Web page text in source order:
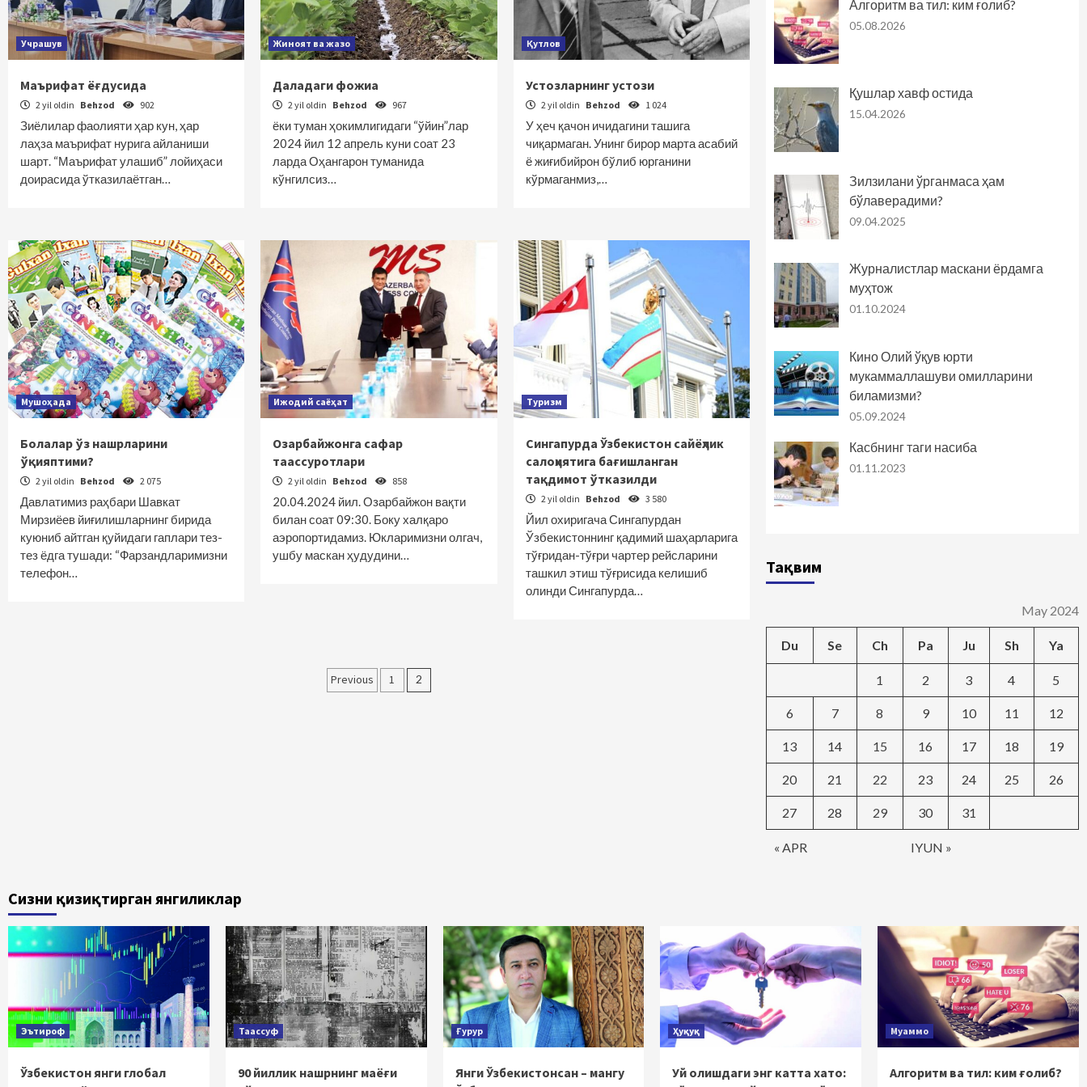
Учрашув
Маърифат ёғдусида
2 yil oldin Behzod 902
Зиёлилар фаолияти ҳар кун, ҳар
лаҳза маърифат нурига айланиши
шарт. “Маърифат улашиб” лойиҳаси
доирасида ўтказилаётган…
Жиноят ва жазо
Даладаги фожиа
2 yil oldin Behzod 967
ёки туман ҳокимлигидаги “ўйин”лар
2024 йил 12 апрель куни соат 23
ларда Оҳангарон туманида
кўнгилсиз…
Қутлов
Устозларнинг устози
2 yil oldin Behzod 1 024
У ҳеч қачон ичидагини ташига
чиқармаган. Унинг бирор марта асабий
ё жиғибийрон бўлиб юрганини
кўрмаганмиз,…
Мушоҳада
Болалар ўз нашрларини
ўқияптими?
2 yil oldin Behzod 2 075
Давлатимиз раҳбари Шавкат
Мирзиёев йиғилишларнинг бирида
куюниб айтган қуйидаги гаплари тез-
тез ёдга тушади: “Фарзандларимизни
телефон…
Ижодий саёҳат
Озарбайжонга сафар
таассуротлари
2 yil oldin Behzod 858
20.04.2024 йил. Озарбайжон вақти
билан соат 09:30. Боку халқаро
аэропортидамиз. Юкларимизни олгач,
ушбу маскан ҳудудини…
Туризм
Сингапурда Ўзбекистон сайёҳлик
салоҳиятига бағишланган
тақдимот ўтказилди
2 yil oldin Behzod 3 580
Йил охиригача Сингапурдан
Ўзбекистоннинг қадимий шаҳарларига
тўғридан-тўғри чартер рейсларини
ташкил этиш тўғрисида келишиб
олинди Сингапурда…
Maqolalar
Previous 1 2
Алгоритм ва тил: ким ғолиб?
05.08.2026
Қушлар хавф остида
15.04.2026
Зилзилани ўрганмаса ҳам
бўлаверадими?
09.04.2025
Журналистлар маскани ёрдамга
муҳтож
01.10.2024
Кино Олий ўқув юрти
мукаммаллашуви омилларини
биламизми?
05.09.2024
Касбнинг таги насиба
01.11.2023
Тақвим
May 2024
Du Se Ch Pa Ju Sh Ya
« APR IYUN »
1 2 3 4 5
6 7 8 9 10 11 12
13 14 15 16 17 18 19
20 21 22 23 24 25 26
27 28 29 30 31
Сизни қизиқтирган янгиликлар
Эътироф
Ўзбекистон янги глобал
Таассуф
90 йиллик нашрнинг маёғи
Ғурур
Янги Ўзбекистонсан – мангу
Ҳуқуқ
Уй олишдаги энг катта хато:
Муаммо
Алгоритм ва тил: ким ғолиб?